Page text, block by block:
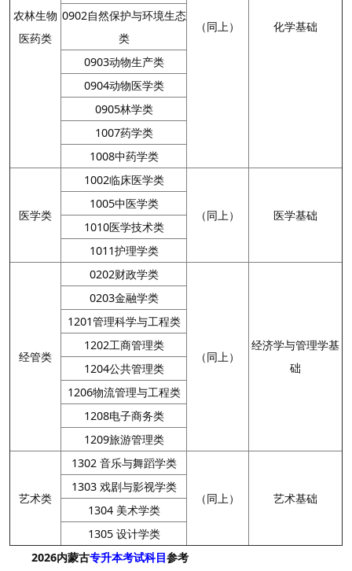
农林生物
医药类
（同上） 化学基础
0902自然保护与环境生态
类
0903动物生产类
0904动物医学类
0905林学类
1007药学类
1008中药学类
医学类
1002临床医学类
（同上） 医学基础
1005中医学类
1010医学技术类
1011护理学类
经管类
0202财政学类
（同上）
经济学与管理学基
础
0203金融学类
1201管理科学与工程类
1202工商管理类
1204公共管理类
1206物流管理与工程类
1208电子商务类
1209旅游管理类
艺术类
1302 音乐与舞蹈学类
（同上） 艺术基础
1303 戏剧与影视学类
1304 美术学类
1305 设计学类
2026内蒙古专升本考试科目参考